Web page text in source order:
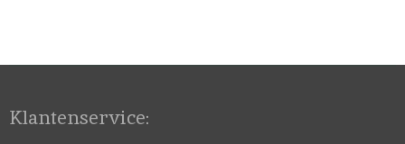
Klantenservice: